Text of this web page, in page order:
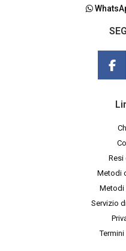
Resi
Metodi
Metodi
Servizio